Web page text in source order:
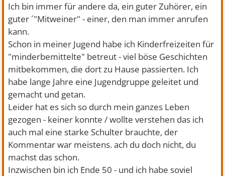
Ich bin immer für andere da, ein guter Zuhörer, ein
guter ´"Mitweiner" - einer, den man immer anrufen
kann.
Schon in meiner Jugend habe ich Kinderfreizeiten für
"minderbemittelte" betreut - viel böse Geschichten
mitbekommen, die dort zu Hause passierten. Ich
habe lange Jahre eine Jugendgruppe geleitet und
gemacht und getan.
Leider hat es sich so durch mein ganzes Leben
gezogen - keiner konnte / wollte verstehen das ich
auch mal eine starke Schulter brauchte, der
Kommentar war meistens. ach du doch nicht, du
machst das schon.
Inzwischen bin ich Ende 50 - und ich habe soviel